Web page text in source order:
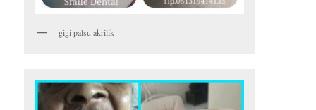
gigi palsu akrilik